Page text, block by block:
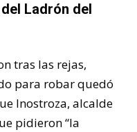
Ladrón del
tras las rejas,
para robar quedó
Inostroza, alcalde
pidieron “la